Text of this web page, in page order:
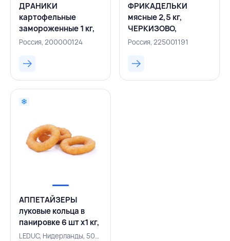
ДРАНИКИ
картофельные
замороженные 1 кг,
КОРОНА-ФУД,
Россия, 200000124
ФРИКАДЕЛЬКИ
мясные 2,5 кг,
ЧЕРКИЗОВО,
РОССИЯ
Россия, 225001191
АППЕТАЙЗЕРЫ
луковые кольца в
панировке 6 шт х1 кг,
LEDUC,
LEDUC, Нидерланды, 500000792